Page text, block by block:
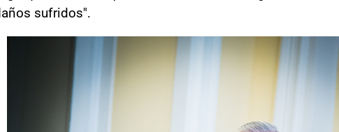
sufridos".